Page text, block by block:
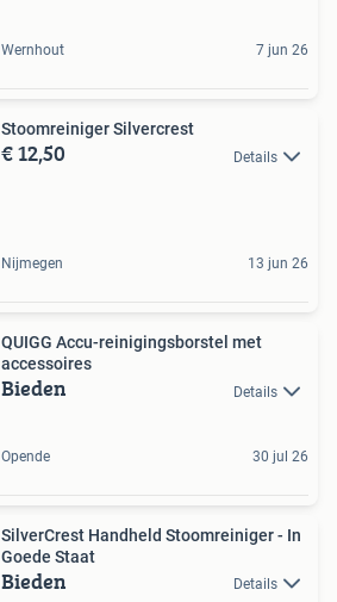
Wernhout 7 jun 26
Stoomreiniger Silvercrest
€ 12,50 Details
Nijmegen 13 jun 26
QUIGG Accu-reinigingsborstel met
accessoires
Bieden Details
Opende 30 jul 26
SilverCrest Handheld Stoomreiniger - In
Goede Staat
Bieden Details